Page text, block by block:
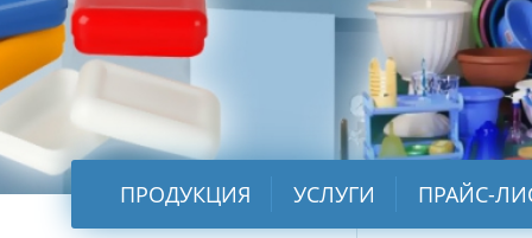
ПРОДУКЦИЯ УСЛУГИ ПРАЙС-